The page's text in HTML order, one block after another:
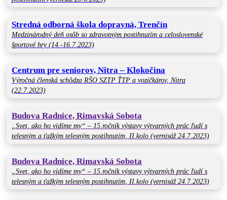
Stredná odborná škola dopravná, Trenčín
Medzinárodný deň osôb so zdravotným postihnutím a celoslovenské
športové hry (14.-16.7.2023)
Centrum pre seniorov, Nitra – Klokočina
Výročná členská schôdza RŠO SZTP ŤTP a vozičkárov, Nitra
(22.7.2023)
Budova Radnice, Rimavská Sobota
„Svet, ako ho vidíme my“ – 15.ročník výstavy výtvarných prác ľudí s
telesným a ťažkým telesným postihnutím, II.kolo (vernisáž 24.7.2023)
Budova Radnice, Rimavská Sobota
„Svet, ako ho vidíme my“ – 15.ročník výstavy výtvarných prác ľudí s
telesným a ťažkým telesným postihnutím, II.kolo (vernisáž 24.7.2023)